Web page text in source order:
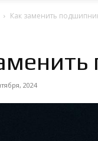
Как заменить
2024